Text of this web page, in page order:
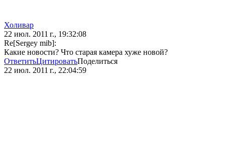
Холивар
22 июл. 2011 г., 19:32:08
Re[Sergey mib]:
Какие новости? Что старая камера хуже новой?
ОтветитьЦитироватьПоделиться
22 июл. 2011 г., 22:04:59